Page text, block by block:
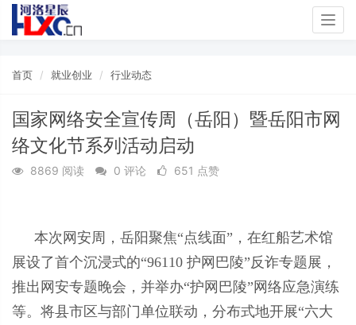
首页 就业创业 行业动态
国家网络安全宣传周（岳阳）暨岳阳市网
络文化节系列活动启动
8869 阅读 0 评论 651 点赞
本次网安周，岳阳聚焦“点线面”，在红船艺术馆
展设了首个沉浸式的“96110 护网巴陵”反诈专题展，
推出网安专题晚会，并举办“护网巴陵”网络应急演练
等。将县市区与部门单位联动，分布式地开展“六大